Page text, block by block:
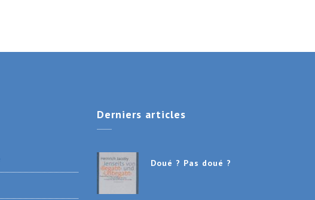
Derniers articles
Doué ? Pas doué ?